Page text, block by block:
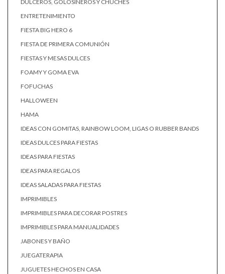
DULCEROS, GOLOSINEROS Y CHUCHES
ENTRETENIMIENTO
FIESTA BIG HERO 6
FIESTA DE PRIMERA COMUNIÓN
FIESTAS Y MESAS DULCES
FOAMY Y GOMA EVA
FOFUCHAS
HALLOWEEN
HAMA
IDEAS CON GOMITAS, RAINBOW LOOM, LIGAS O RUBBER BANDS
IDEAS DULCES PARA FIESTAS
IDEAS PARA FIESTAS
IDEAS PARA REGALOS
IDEAS SALADAS PARA FIESTAS
IMPRIMIBLES
IMPRIMIBLES PARA DECORAR POSTRES
IMPRIMIBLES PARA MANUALIDADES
JABONES Y BAÑO
JUEGATERAPIA
JUGUETES HECHOS EN CASA